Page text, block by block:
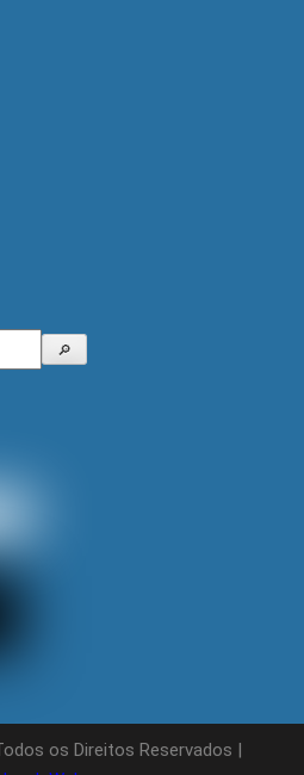
🔎
os Direitos Reservados |